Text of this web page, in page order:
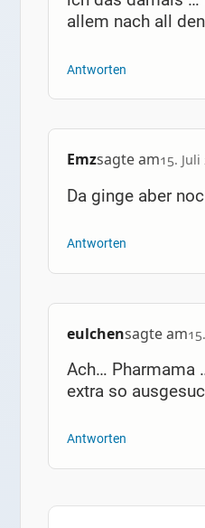
allem nach all
Antworten
Emzsagte am15.
Da ginge aber
Antworten
eulchensagte am
Ach… Pharmama
extra so
Antworten